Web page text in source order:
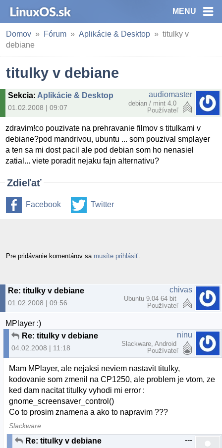
MENU
Domov Fórum Aplikácie & Desktop
titulky v
debiane
titulky v debiane
Sekcia: Aplikácie & Desktop
01.02.2008 | 09:07
audiomaster
debian / mint 4.0
Používateľ
zdravim!co pouzivate na prehravanie filmov s titulkami v
debiane?pod mandrivou, ubuntu ... som pouzival smplayer
a ten sa mi dost pacil ale pod debian som ho nenasiel
zatial... viete poradit nejaku fajn alternativu?
Zdieľať
Facebook Twitter
Pre pridávanie komentárov sa musíte prihlásiť
Re: titulky v debiane
01.02.2008 | 09:56
chivas
Ubuntu 9.04 64 bit
Používateľ
MPlayer :)
Re: titulky v debiane
04.02.2008 | 11:18
ninu
Slackware, Android
Používateľ
Mam MPlayer, ale nejaksi neviem nastavit titulky,
kodovanie som zmenil na CP1250, ale problem je vtom, ze
ked dam nacitat titulky vyhodi mi error :
gnome_screensaver_control()
Co to prosim znamena a ako to napravim ???
Slackware
Re: titulky v debiane ---